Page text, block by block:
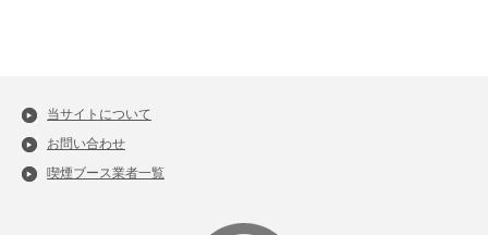
当サイトについて
お問い合わせ
喫煙ブース業者一覧